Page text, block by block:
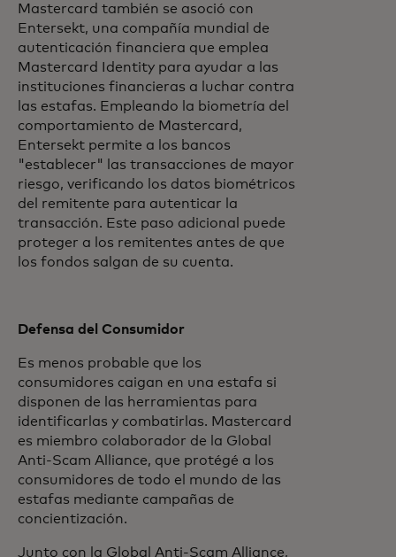
Mastercard también se asoció con
Entersekt, una compañía mundial de
autenticación financiera que emplea
Mastercard Identity para ayudar a las
instituciones financieras a luchar contra
las estafas. Empleando la biometría del
comportamiento de Mastercard,
Entersekt permite a los bancos
"establecer" las transacciones de mayor
riesgo, verificando los datos biométricos
del remitente para autenticar la
transacción. Este paso adicional puede
proteger a los remitentes antes de que
los fondos salgan de su cuenta.
Defensa del Consumidor
Es menos probable que los
consumidores caigan en una estafa si
disponen de las herramientas para
identificarlas y combatirlas. Mastercard
es miembro colaborador de la Global
Anti-Scam Alliance, que protégé a los
consumidores de todo el mundo de las
estafas mediante campañas de
concientización.
Junto con la Global Anti-Scam Alliance,